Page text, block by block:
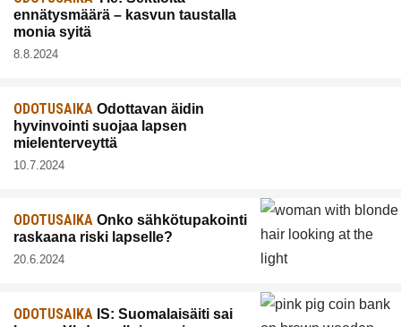
ennätysmäärä – kasvun taustalla
monia syitä
8.8.2024
ODOTUSAIKA Odottavan äidin
hyvinvointi suojaa lapsen
mielenterveyttä
10.7.2024
ODOTUSAIKA Onko sähkötupakointi
raskaana riski lapselle?
20.6.2024
ODOTUSAIKA IS: Suomalaisäiti sai